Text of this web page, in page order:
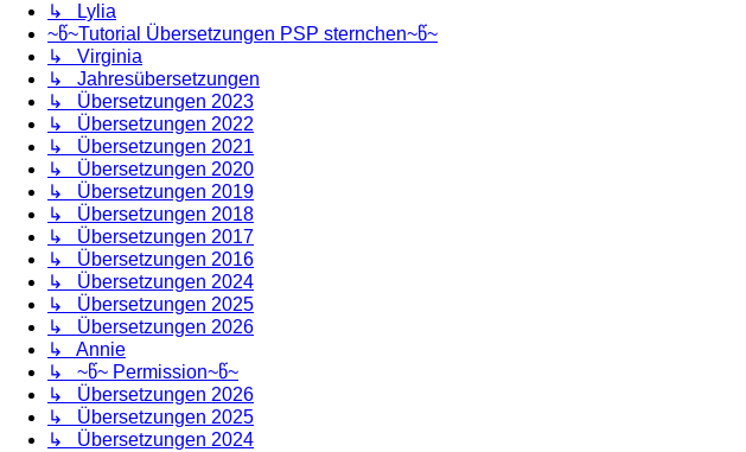
↳ Lylia
~წ~Tutorial Übersetzungen PSP sternchen~წ~
↳ Virginia
↳ Jahresübersetzungen
↳ Übersetzungen 2023
↳ Übersetzungen 2022
↳ Übersetzungen 2021
↳ Übersetzungen 2020
↳ Übersetzungen 2019
↳ Übersetzungen 2018
↳ Übersetzungen 2017
↳ Übersetzungen 2016
↳ Übersetzungen 2024
↳ Übersetzungen 2025
↳ Übersetzungen 2026
↳ Annie
↳ ~წ~ Permission~წ~
↳ Übersetzungen 2026
↳ Übersetzungen 2025
↳ Übersetzungen 2024